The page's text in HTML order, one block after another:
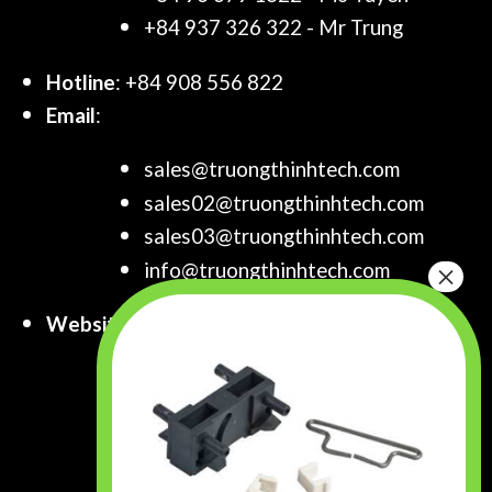
+84 937 326 322 - Mr Trung
Hotline: +84 908 556 822
Email:
sales@truongthinhtech.com
sales02@truongthinhtech.com
sales03@truongthinhtech.com
info@truongthinhtech.com
Website:
www.truongthinhtech.com
www.components.com.vn